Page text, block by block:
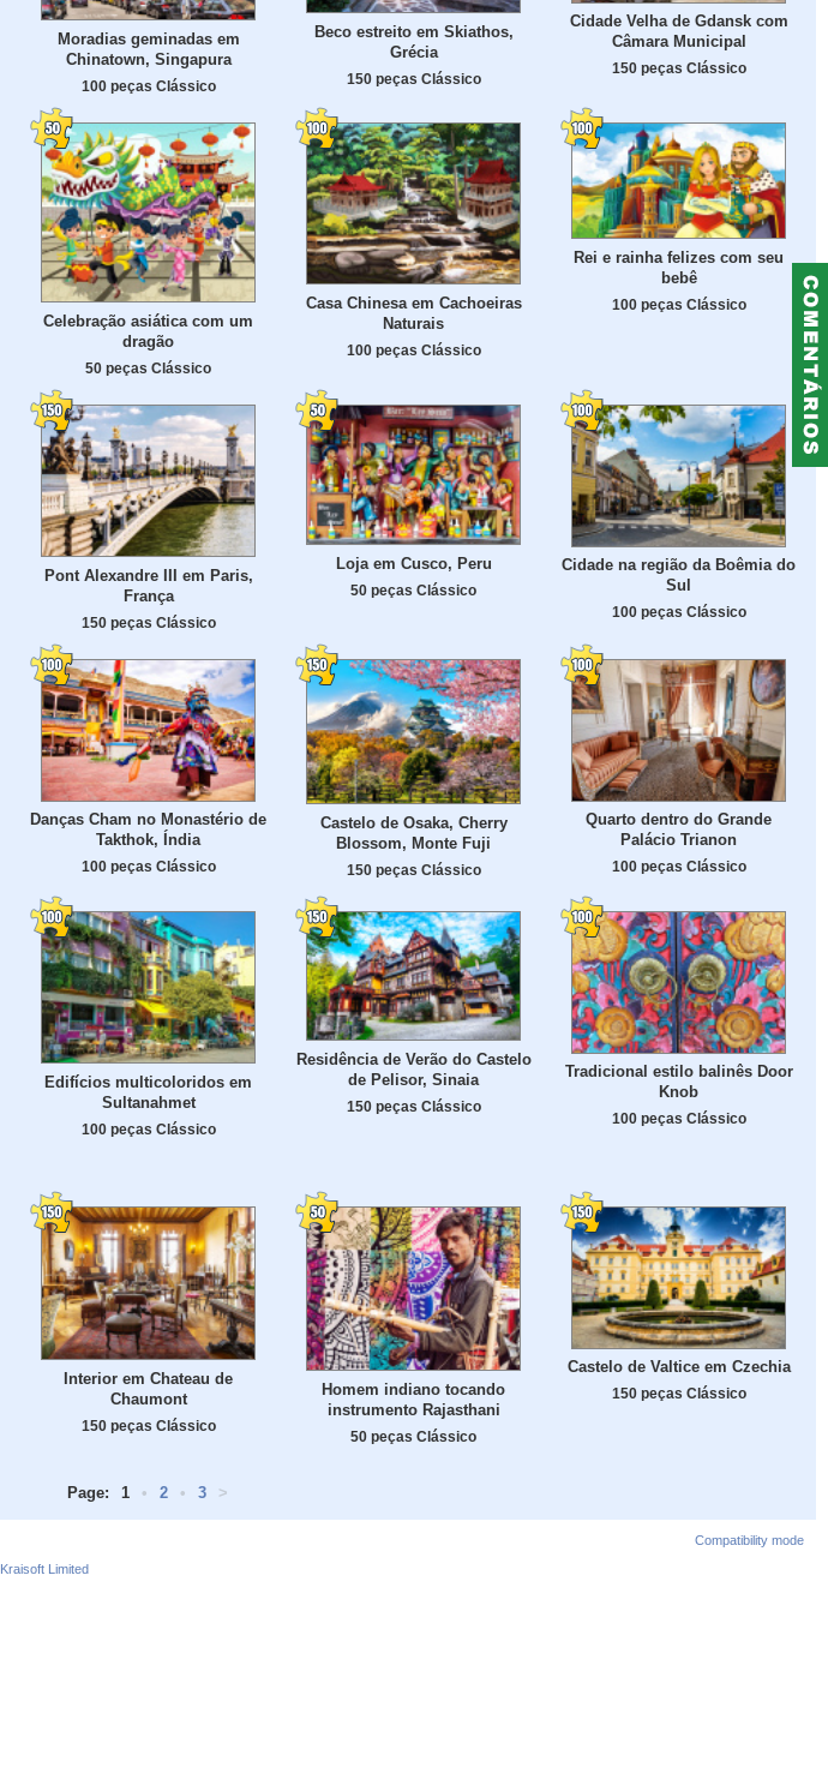
Moradias geminadas em
Chinatown, Singapura
100 peças Clássico
Beco estreito em Skiathos,
Grécia
150 peças Clássico
Cidade Velha de Gdansk com
Câmara Municipal
150 peças Clássico
Celebração asiática com um
dragão
50 peças Clássico
Casa Chinesa em Cachoeiras
Naturais
100 peças Clássico
Rei e rainha felizes com seu
bebê
100 peças Clássico
Pont Alexandre III em Paris,
França
150 peças Clássico
Loja em Cusco, Peru
50 peças Clássico
Cidade na região da Boêmia do
Sul
100 peças Clássico
Danças Cham no Monastério de
Takthok, Índia
100 peças Clássico
Castelo de Osaka, Cherry
Blossom, Monte Fuji
150 peças Clássico
Quarto dentro do Grande
Palácio Trianon
100 peças Clássico
Edifícios multicoloridos em
Sultanahmet
100 peças Clássico
Residência de Verão do Castelo
de Pelisor, Sinaia
150 peças Clássico
Tradicional estilo balinês Door
Knob
100 peças Clássico
Interior em Chateau de
Chaumont
150 peças Clássico
Homem indiano tocando
instrumento Rajasthani
50 peças Clássico
Castelo de Valtice em Czechia
150 peças Clássico
Page: 1 • 2 • 3 >
Compatibility mode
Kraisoft Limited